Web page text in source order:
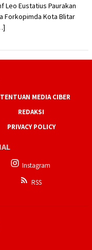
Leo Eustatius Paurakan
Forkopimda Kota Blitar
MEDIA CIBER
REDAKSI
PRIVACY POLICY
Instagram
RSS